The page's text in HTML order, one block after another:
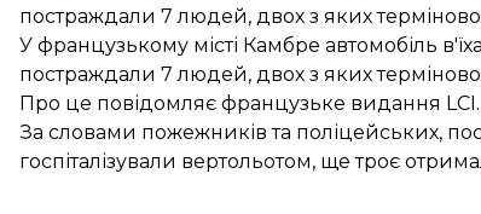
постраждали 7 людей, двох з яких терміново
У французькому місті Камбре автомобіль
постраждали 7 людей, двох з яких терміново
Про це повідомляє французьке видання LCI.
За словами пожежників та поліцейських,
госпіталізували вертольотом, ще троє